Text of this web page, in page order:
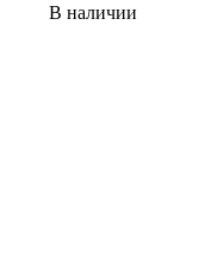
В наличии